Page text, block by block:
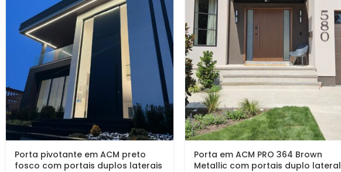
Porta pivotante em ACM preto
fosco com portais duplos laterais
Porta em ACM PRO 364 Brown
Metallic com portais duplo lateral